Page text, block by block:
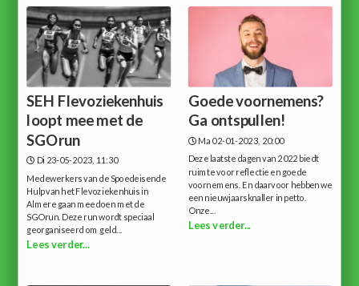
SEH Flevoziekenhuis
loopt mee met de
SGOrun
Di 23-05-2023, 11:30
Medewerkers van de Spoedeisende
Hulp van het Flevoziekenhuis in
Almere gaan meedoen met de
SGOrun. Deze run wordt speciaal
georganiseerd om geld...
Lees verder...
Goede voornemens?
Ga ontspullen!
Ma 02-01-2023, 20:00
Deze laatste dagen van 2022 biedt
ruimte voor reflectie en goede
voornemens. En daarvoor hebben we
een nieuwjaarsknaller in petto.
Onze...
Lees verder...